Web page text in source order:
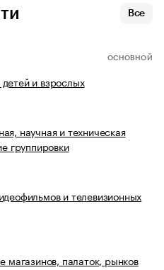
Все
ОСНОВНОЙ
и взрослых
научная и техническая
группировки
и телевизионных
магазинов, палаток, рынков